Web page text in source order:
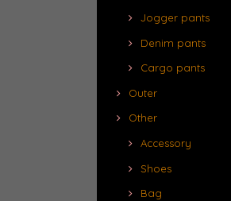
Jogger pants
Denim pants
Cargo pants
Outer
Other
Accessory
Shoes
Bag